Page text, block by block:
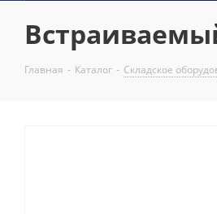
Главная - Каталог - Складское